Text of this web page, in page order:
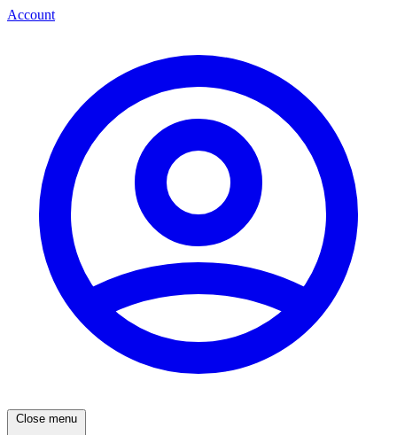
Account
Close menu